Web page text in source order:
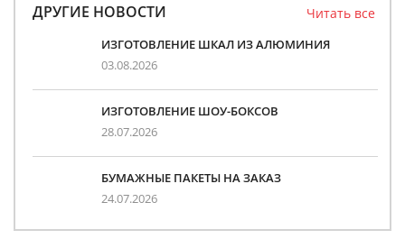
ДРУГИЕ НОВОСТИ Читать все
ИЗГОТОВЛЕНИЕ ШКАЛ ИЗ АЛЮМИНИЯ
03.08.2026
ИЗГОТОВЛЕНИЕ ШОУ-БОКСОВ
28.07.2026
БУМАЖНЫЕ ПАКЕТЫ НА ЗАКАЗ
24.07.2026